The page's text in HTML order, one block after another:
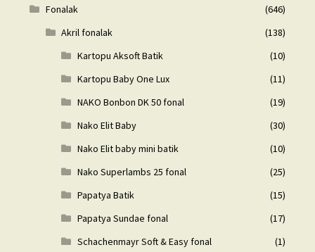
Fonalak
(646)
Akril fonalak
(138)
Kartopu Aksoft Batik
(10)
Kartopu Baby One Lux
(11)
NAKO Bonbon DK 50 fonal
(19)
Nako Elit Baby
(30)
Nako Elit baby mini batik
(10)
Nako Superlambs 25 fonal
(25)
Papatya Batik
(15)
Papatya Sundae fonal
(17)
Schachenmayr Soft & Easy fonal
(1)